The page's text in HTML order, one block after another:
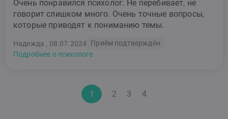
Очень понравился психолог. Не перебивает, не
говорит слишком много. Очень точные вопросы,
которые приводят к пониманию темы.
Надежда , 08.07.2024 Приём подтверждён
Подробнее о психологе
1 2 3 4